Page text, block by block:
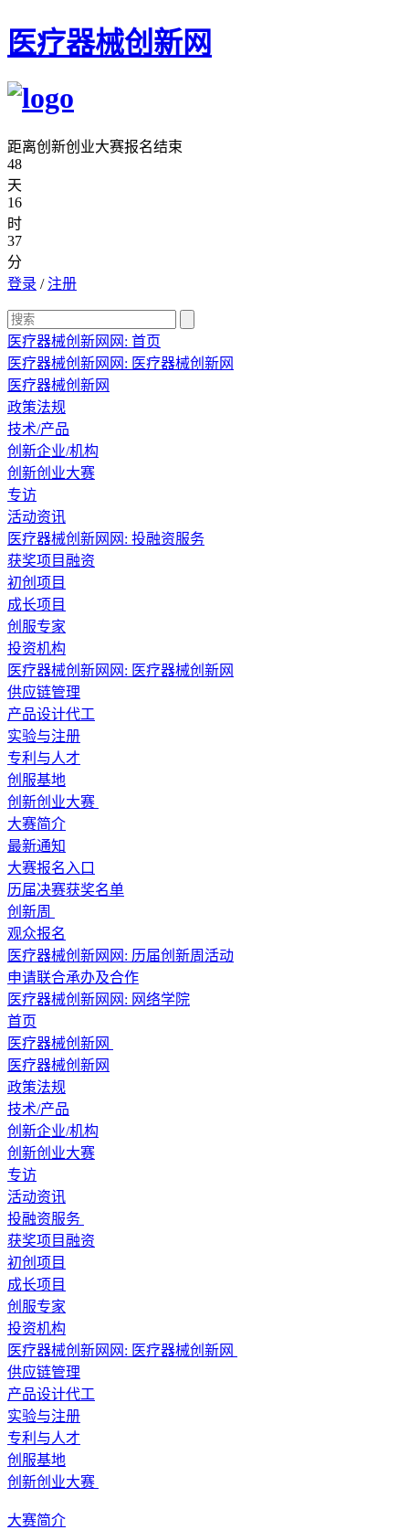
医疗器械创新网
距离创新创业大赛报名结束
48
天
16
时
37
分
登录 / 注册
医疗器械创新网网: 首页
医疗器械创新网网: 医疗器械创新网
医疗器械创新网
政策法规
技术/产品
创新企业/机构
创新创业大赛
专访
活动资讯
医疗器械创新网网: 投融资服务
获奖项目融资
初创项目
成长项目
创服专家
投资机构
医疗器械创新网网: 医疗器械创新网
供应链管理
产品设计代工
实验与注册
专利与人才
创服基地
创新创业大赛
大赛简介
最新通知
大赛报名入口
历届决赛获奖名单
创新周
观众报名
医疗器械创新网网: 历届创新周活动
申请联合承办及合作
医疗器械创新网网: 网络学院
首页
医疗器械创新网
医疗器械创新网
政策法规
技术/产品
创新企业/机构
创新创业大赛
专访
活动资讯
投融资服务
获奖项目融资
初创项目
成长项目
创服专家
投资机构
医疗器械创新网网: 医疗器械创新网
供应链管理
产品设计代工
实验与注册
专利与人才
创服基地
创新创业大赛
大赛简介